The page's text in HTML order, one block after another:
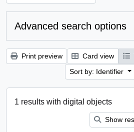
Advanced search options
Print preview Card view
Sort by: Identifier
1 results with digital objects
Show